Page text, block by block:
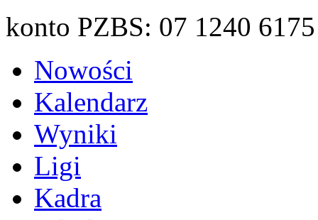
konto PZBS: 07 1240
Nowości
Kalendarz
Wyniki
Ligi
Kadra